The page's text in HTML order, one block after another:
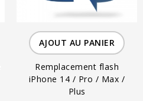
AJOUT AU PANIER
Remplacement flash
iPhone 14 / Pro / Max /
Plus